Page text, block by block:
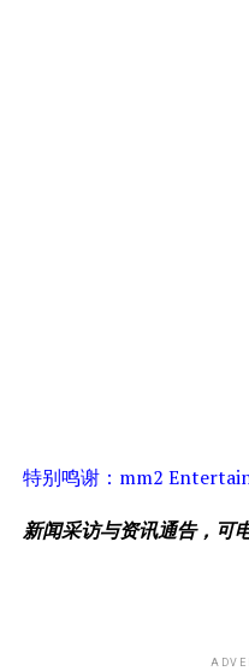
特别鸣谢：mm2
新闻采访与资讯通告，可